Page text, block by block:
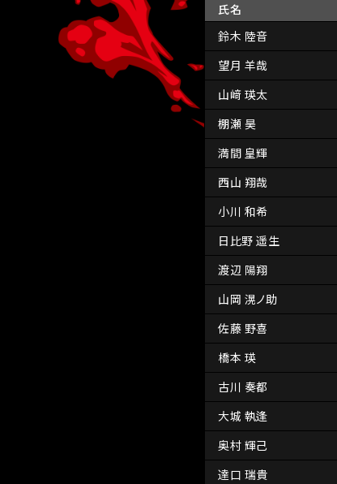
氏名
鈴木 陸音
望月 羊哉
山﨑 瑛太
棚瀬 昊
満間 皇輝
西山 翔哉
小川 和希
日比野 遥生
渡辺 陽翔
山岡 滉ノ助
佐藤 野喜
橋本 瑛
古川 奏都
大城 執逢
奥村 輝己
達口 瑞貴